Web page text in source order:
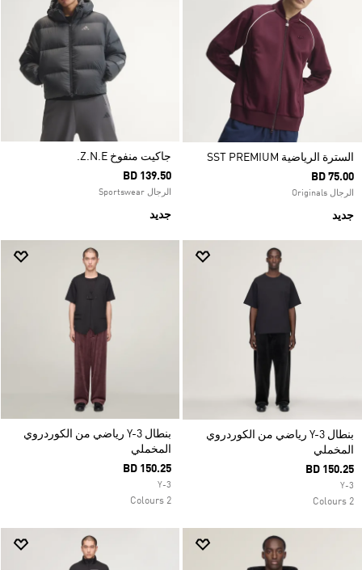
السترة الرياضية SST PREMIUM
BD 75.00
الرجال Originals
جديد
جاكيت منفوخ Z.N.E.
BD 139.50
الرجال Sportswear
جديد
بنطال Y-3 رياضي من الكوردروي
المخملي
BD 150.25
Y-3
2 Colours
بنطال Y-3 رياضي من الكوردروي
المخملي
BD 150.25
Y-3
2 Colours